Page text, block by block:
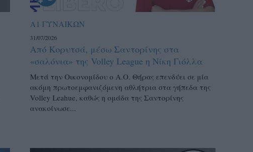
Α1 ΓΥΝΑΙΚΩΝ
31/07/2026
Από Κορυτσά, μέσω Σαντορίνης στα
«σαλόνια» της Volley League η Νίκη Γιόλλα
Μετά την Οικονομίδου ο Α.Ο. Θήρας επενδύει σε μία
ακόμη πρωτοεμφανιζόμενη αθλήτρια στα γήπεδα της
Volley Leahue, καθώς η ομάδα της Σαντορίνης
ανακοίνωσε...